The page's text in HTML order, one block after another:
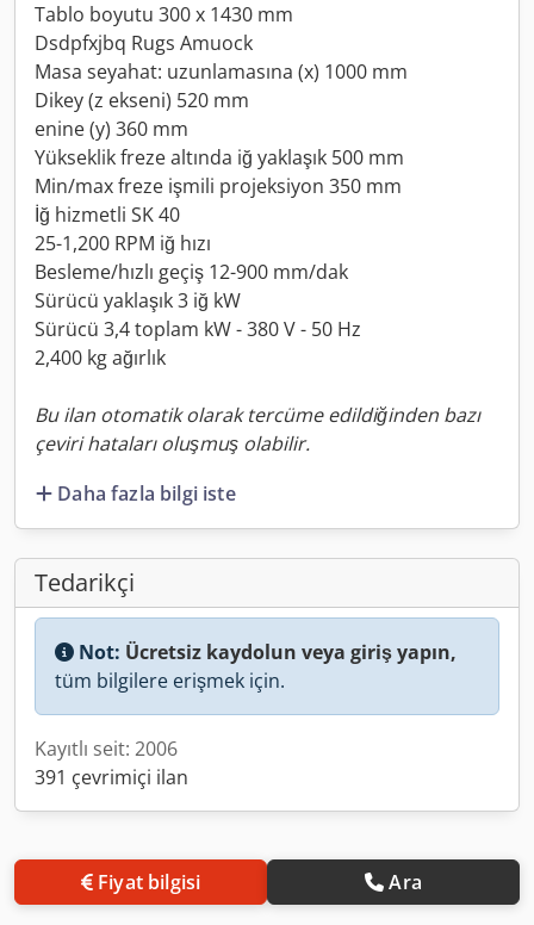
Tablo boyutu 300 x 1430 mm
Dsdpfxjbq Rugs Amuock
Masa seyahat: uzunlamasına (x) 1000 mm
Dikey (z ekseni) 520 mm
enine (y) 360 mm
Yükseklik freze altında iğ yaklaşık 500 mm
Min/max freze işmili projeksiyon 350 mm
İğ hizmetli SK 40
25-1,200 RPM iğ hızı
Besleme/hızlı geçiş 12-900 mm/dak
Sürücü yaklaşık 3 iğ kW
Sürücü 3,4 toplam kW - 380 V - 50 Hz
2,400 kg ağırlık
Bu ilan otomatik olarak tercüme edildiğinden bazı
çeviri hataları oluşmuş olabilir.
Daha fazla bilgi iste
Tedarikçi
Not: Ücretsiz kaydolun veya giriş yapın,
tüm bilgilere erişmek için.
Kayıtlı seit: 2006
391 çevrimiçi ilan
Fiyat bilgisi Ara